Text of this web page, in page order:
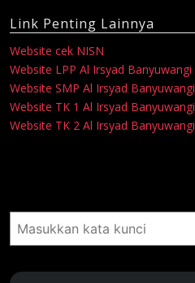
Link Penting Lainnya
Website cek NISN
Website LPP Al Irsyad Banyuwangi
Website SMP Al Irsyad Banyuwangi
Website TK 1 Al Irsyad Banyuwangi
Website TK 2 Al Irsyad Banyuwangi